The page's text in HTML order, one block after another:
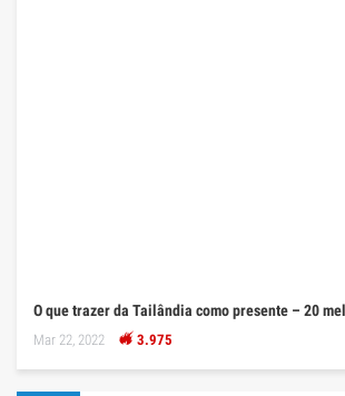
O que trazer da Tailândia como presente – 20
Mar 22, 2022 3.975